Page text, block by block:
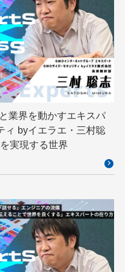
拠点開発 大阪公立大学
応用
技術書典
研修
業務効率化
AI 産学連携
脆弱性診断
業界を動かすエキスパ
ィ byイエラエ・三村聡
実現する世界